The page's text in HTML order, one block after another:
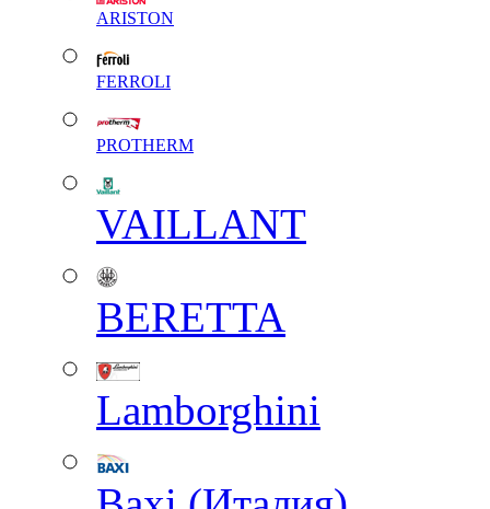
ARISTON
FERROLI
PROTHERM
VAILLANT
BERETTA
Lamborghini